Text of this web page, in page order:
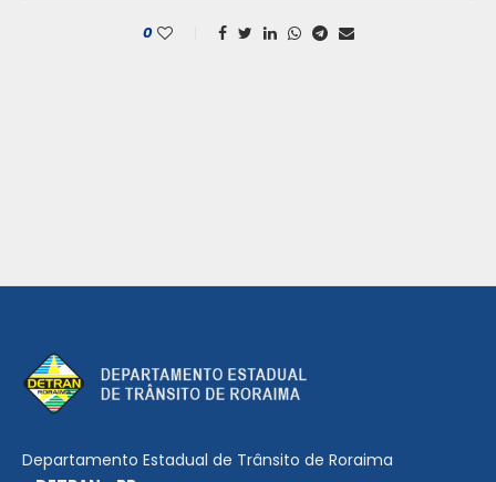
0
Departamento Estadual de Trânsito de Roraima